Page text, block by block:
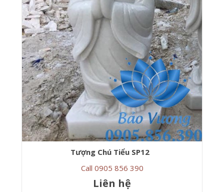
Tượng Chú Tiểu SP12
Call 0905 856 390
Liên hệ